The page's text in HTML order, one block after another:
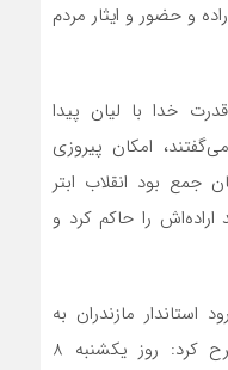
و حضور و ایثار مردم
خدا با لیان پیدا
امکان پیروزی
جمع بود انقلاب ابتر
اراده‌اش را حاکم کرد و
استاندار مازندران به
شهرستان محمودآباد هستیم، مطرح کرد: روز یکشنبه 8